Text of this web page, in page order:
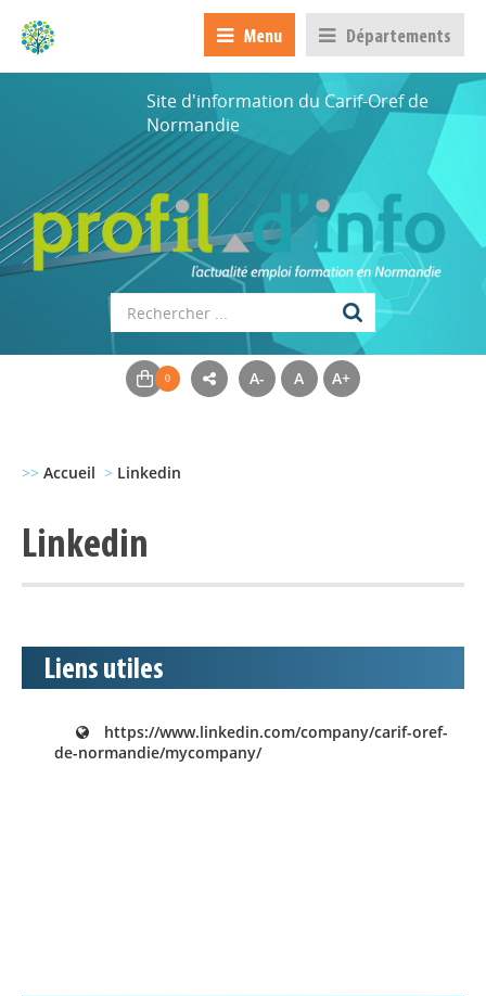
Menu Départements
Site d'information du Carif-Oref de
Normandie
A- A A+
>> Accueil > Linkedin
Linkedin
Liens utiles
https://www.linkedin.com/company/carif-oref-
de-normandie/mycompany/